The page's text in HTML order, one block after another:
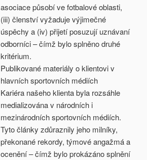
asociace působí ve fotbalové oblasti,
(iii) členství vyžaduje výjimečné
úspěchy a (iv) přijetí posuzují uznávaní
odborníci – čímž bylo splněno druhé
kritérium.
Publikované materiály o klientovi v
hlavních sportovních médiích
Kariéra našeho klienta byla rozsáhle
medializována v národních i
mezinárodních sportovních médiích.
Tyto články zdůraznily jeho milníky,
překonané rekordy, týmové angažmá a
ocenění – čímž bylo prokázáno splnění